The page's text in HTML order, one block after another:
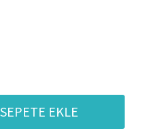
SEPETE EKLE